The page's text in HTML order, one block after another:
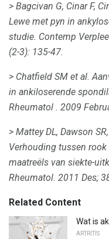
> Bagcivan G, Cinar F,
Lewe met pyn in
studie. Contemp
(2-3): 135-47.
> Chatfield SM et al.
in ankiloserende
Rheumatol . 2009
> Mattey DL, Dawson
Verhouding tussen
maatreëls van siekte-
Rheumatol. 2011 Des;
Related Content
Wat is
ARTRITIS